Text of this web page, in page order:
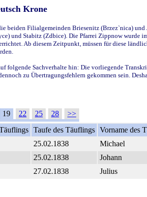
Krone
Filialgemeinden Briesenitz (Brzez`nica)
und Stabitz (Zdbice). Die Pfarrei Zippnow
Ab diesem Zeitpunkt, müssen für diese
folgende Sachverhalte hin: Die vorliegende
zu Übertragungsfehlern gekommen sein.
19 22 25 28
>>
Taufe des Täuflings Vorname des
25.02.1838 Michael
25.02.1838 Johann
27.02.1838 Julius